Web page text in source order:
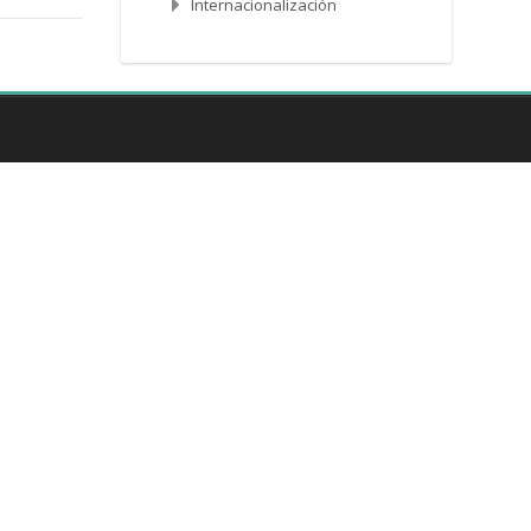
Internacionalización